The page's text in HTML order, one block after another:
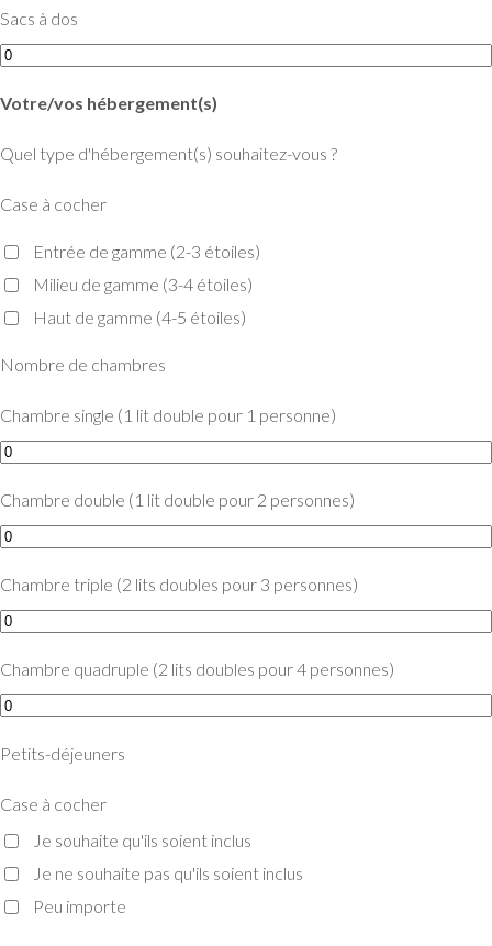
Sacs à dos
Votre/vos hébergement(s)
Quel type d'hébergement(s) souhaitez-vous ?
Case à cocher
Entrée de gamme (2-3 étoiles)
Milieu de gamme (3-4 étoiles)
Haut de gamme (4-5 étoiles)
Nombre de chambres
Chambre single (1 lit double pour 1 personne)
Chambre double (1 lit double pour 2 personnes)
Chambre triple (2 lits doubles pour 3 personnes)
Chambre quadruple (2 lits doubles pour 4 personnes)
Petits-déjeuners
Case à cocher
Je souhaite qu'ils soient inclus
Je ne souhaite pas qu'ils soient inclus
Peu importe